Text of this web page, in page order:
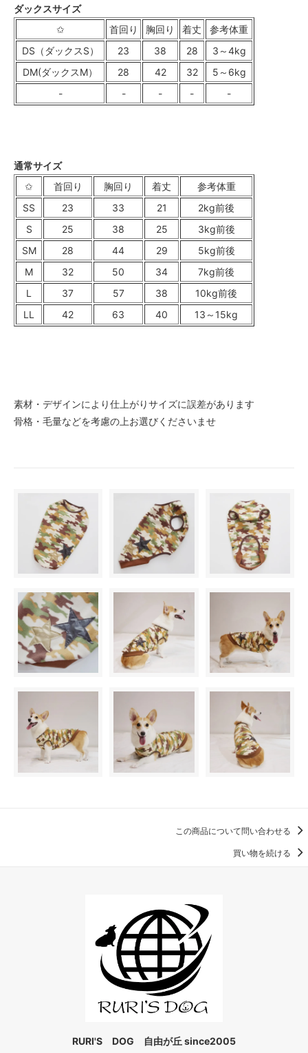
ダックスサイズ
✩
首回り 胸回り 着丈
参考体重
DS（ダックスS）
23 38 28
3～4kg
DM(ダックスM）
28 42 32
5～6kg
-
- - - -
通常サイズ
✩
首回り 胸回り 着丈
参考体重
SS
23 33 21
2kg前後
S
25 38 25
3kg前後
SM
28 44 29
5kg前後
M
32 50 34
7kg前後
L
37 57 38
10kg前後
LL
42 63 40 13～15kg
素材・デザインにより仕上がりサイズに誤差があります
骨格・毛量などを考慮の上お選びくださいませ
この商品について問い合わせる
買い物を続ける
RURI'S DOG 自由が丘 since2005